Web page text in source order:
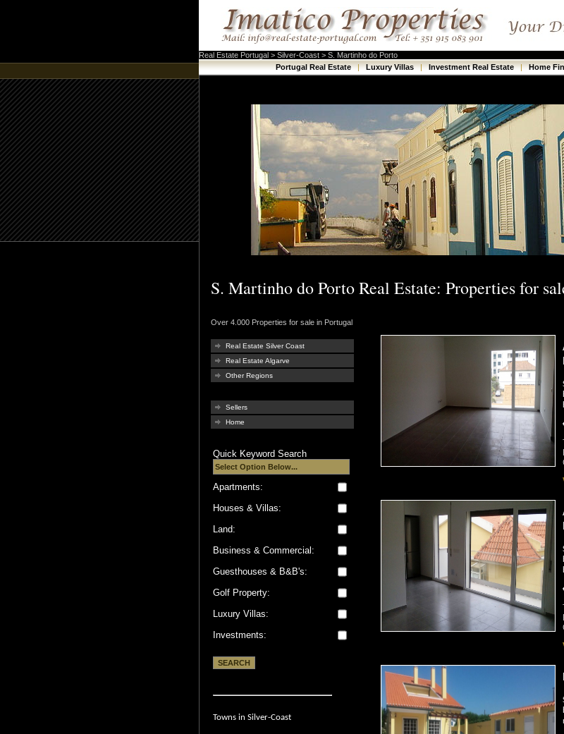
Real Estate Portugal > Silver-Coast > S. Martinho do Porto
Portugal Real Estate | Luxury Villas | Investment Real Estate | Home
S. Martinho do Porto Real Estate: Properties for
Over 4.000 Properties for sale in Portugal
Real Estate Silver Coast
Real Estate Algarve
Other Regions
Sellers
Home
Quick Keyword Search
Apartments:
Houses & Villas:
Land:
Business & Commercial:
Guesthouses & B&B's:
Golf Property:
Luxury Villas:
Investments:
Towns in Silver-Coast